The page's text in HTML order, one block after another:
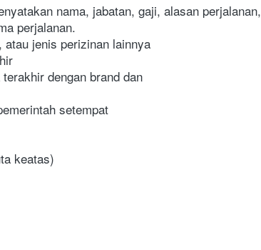
nama, jabatan, gaji, alasan perjalanan,
perjalanan.
jenis perizinan lainnya
dengan brand dan
setempat
keatas)